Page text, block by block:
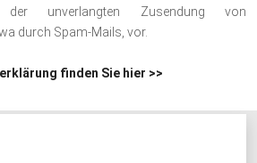
unverlangten Zusendung von
durch Spam-Mails, vor.
finden Sie hier >>